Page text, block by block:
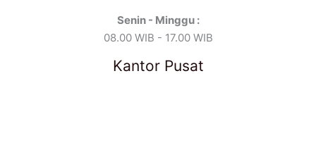
Senin - Minggu :
08.00 WIB - 17.00 WIB
Kantor Pusat